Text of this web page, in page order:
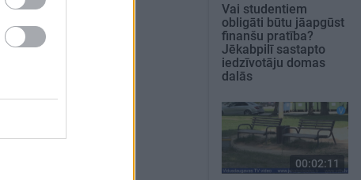
Vai studentiem
obligāti būtu jāapgūst
finanšu pratība?
Jēkabpilī sastapto
iedzīvotāju domas
dalās
00:02:11